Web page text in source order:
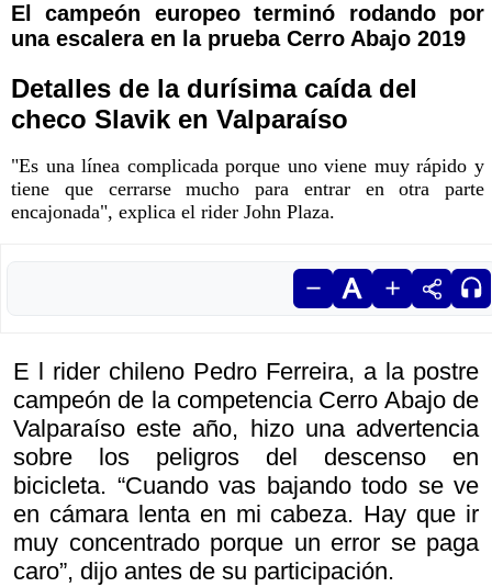
El campeón europeo terminó rodando por
una escalera en la prueba Cerro Abajo 2019
Detalles de la durísima caída del
checo Slavik en Valparaíso
"Es una línea complicada porque uno viene muy rápido y
tiene que cerrarse mucho para entrar en otra parte
encajonada", explica el rider John Plaza.
E l rider chileno Pedro Ferreira, a la postre
campeón de la competencia Cerro Abajo de
Valparaíso este año, hizo una advertencia
sobre los peligros del descenso en
bicicleta. “Cuando vas bajando todo se ve
en cámara lenta en mi cabeza. Hay que ir
muy concentrado porque un error se paga
caro”, dijo antes de su participación.